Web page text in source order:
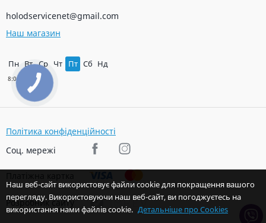
holodservicenet@gmail.com
Наш магазин
Пн Вт Ср Чт Пт Сб Нд
Політика конфіденційності
Соц. мережі
Розробник сайту
Наш веб-сайт використовує файли cookie для покращення вашого
перегляду. Використовуючи наш веб-сайт, ви погоджуєтесь на
використання нами файлів cookie. Детальніше про Cookies